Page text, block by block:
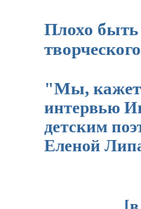
Плохо быть
"Мы,
интервью
детским
Еленой